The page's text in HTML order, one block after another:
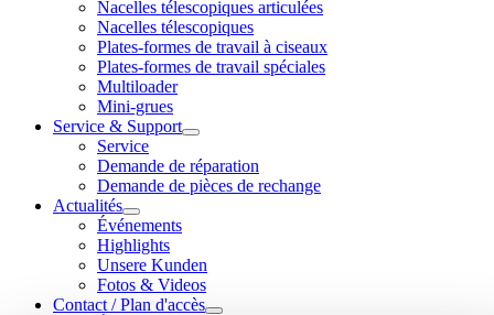
Nacelles télescopiques articulées
Nacelles télescopiques
Plates-formes de travail à ciseaux
Plates-formes de travail spéciales
Multiloader
Mini-grues
Service & Support
Service
Demande de réparation
Demande de pièces de rechange
Actualités
Événements
Highlights
Unsere Kunden
Fotos & Videos
Contact / Plan d'accès